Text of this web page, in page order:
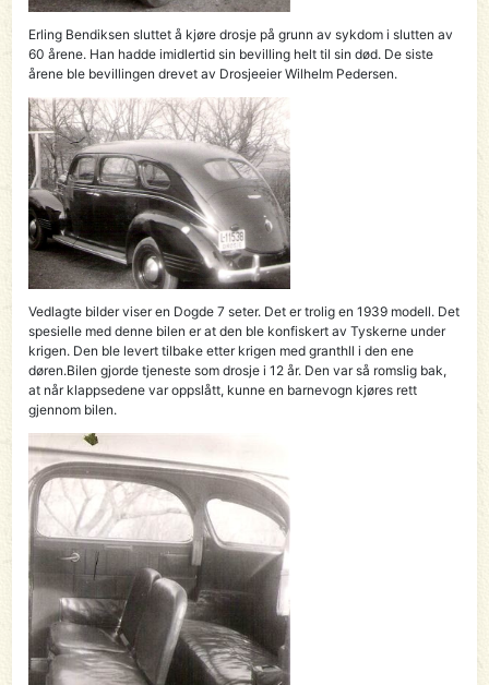
Erling Bendiksen sluttet å kjøre drosje på grunn av sykdom i slutten av
60 årene. Han hadde imidlertid sin bevilling helt til sin død. De siste
årene ble bevillingen drevet av Drosjeeier Wilhelm Pedersen.
Vedlagte bilder viser en Dogde 7 seter. Det er trolig en 1939 modell. Det
spesielle med denne bilen er at den ble konfiskert av Tyskerne under
krigen. Den ble levert tilbake etter krigen med granthll i den ene
døren.Bilen gjorde tjeneste som drosje i 12 år. Den var så romslig bak,
at når klappsedene var oppslått, kunne en barnevogn kjøres rett
gjennom bilen.